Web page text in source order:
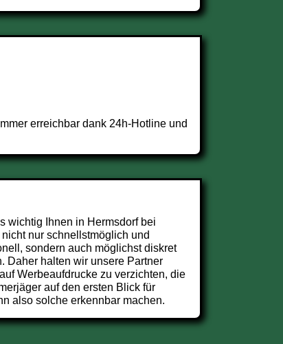
erreichbar dank 24h-Hotline und
wichtig Ihnen in Hermsdorf bei
nur schnellstmöglich und
sondern auch möglichst diskret
Daher halten wir unsere Partner
Werbeaufdrucke zu verzichten, die
auf den ersten Blick für
also solche erkennbar machen.